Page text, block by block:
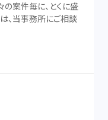
の案件毎に、とくに盛
、当事務所にご相談